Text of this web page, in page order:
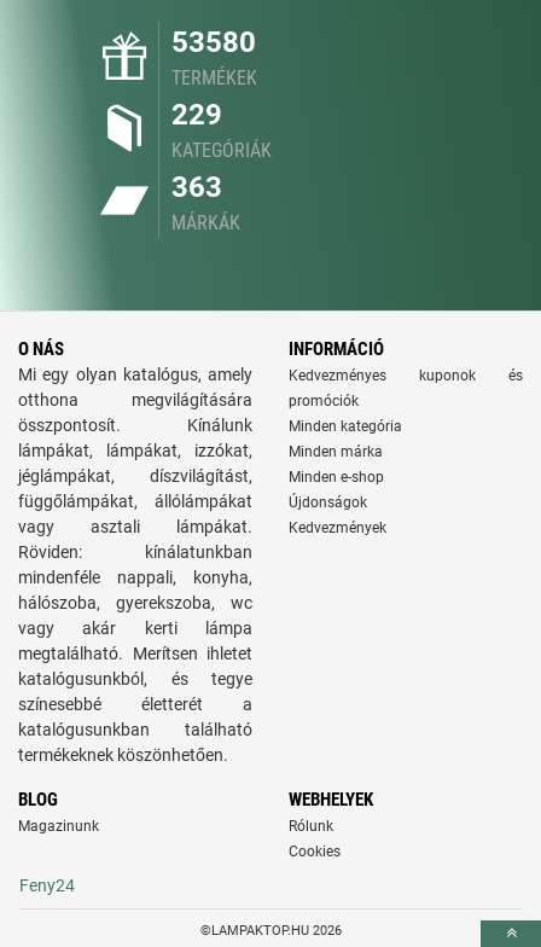
53580
TERMÉKEK
229
KATEGÓRIÁK
363
MÁRKÁK
O NÁS
Mi egy olyan katalógus, amely
otthona megvilágítására
összpontosít. Kínálunk
lámpákat, lámpákat, izzókat,
jéglámpákat, díszvilágítást,
függőlámpákat, állólámpákat
vagy asztali lámpákat.
Röviden: kínálatunkban
mindenféle nappali, konyha,
hálószoba, gyerekszoba, wc
vagy akár kerti lámpa
megtalálható. Merítsen ihletet
katalógusunkból, és tegye
színesebbé életterét a
katalógusunkban található
termékeknek köszönhetően.
INFORMÁCIÓ
Kedvezményes kuponok és
promóciók
Minden kategória
Minden márka
Minden e-shop
Újdonságok
Kedvezmények
BLOG
Magazinunk
WEBHELYEK
Rólunk
Cookies
Feny24
©LAMPAKTOP.HU 2026